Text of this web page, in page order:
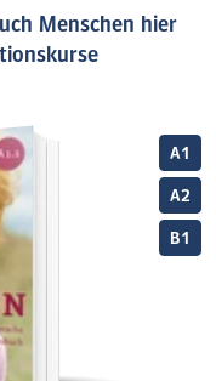
A1
A2
B1
Menschen hier